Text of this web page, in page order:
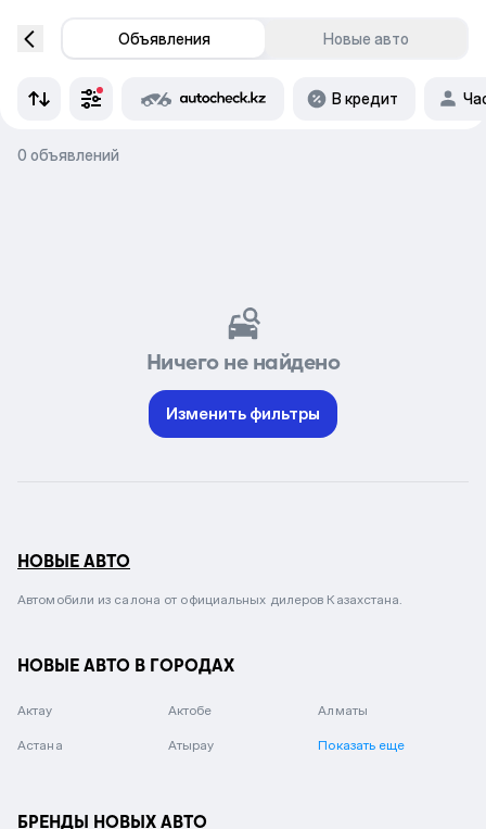
Объявления Новые авто
В кредит
0 объявлений
Ничего не найдено
Изменить фильтры
НОВЫЕ АВТО
Автомобили из салона от официальных дилеров Казахстана.
НОВЫЕ АВТО В ГОРОДАХ
Актау Актобе Алматы
Астана Атырау Показать еще
БРЕНДЫ НОВЫХ АВТО